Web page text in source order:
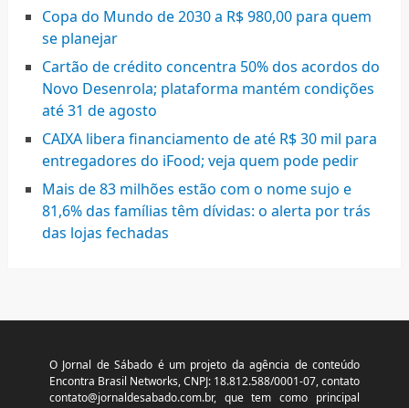
Copa do Mundo de 2030 a R$ 980,00 para quem
se planejar
Cartão de crédito concentra 50% dos acordos do
Novo Desenrola; plataforma mantém condições
até 31 de agosto
CAIXA libera financiamento de até R$ 30 mil para
entregadores do iFood; veja quem pode pedir
Mais de 83 milhões estão com o nome sujo e
81,6% das famílias têm dívidas: o alerta por trás
das lojas fechadas
O Jornal de Sábado é um projeto da agência de conteúdo
Encontra Brasil Networks, CNPJ: 18.812.588/0001-07, contato
contato@jornaldesabado.com.br, que tem como principal